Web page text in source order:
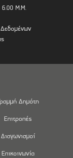
6.00 Μ.Μ.
Δημότη
Επιτροπές
Διαγωνισμοί
Επικοινωνία